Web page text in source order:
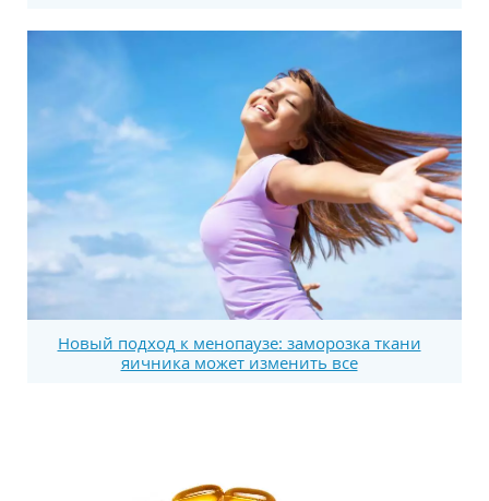
Новый подход к менопаузе: заморозка ткани
яичника может изменить все